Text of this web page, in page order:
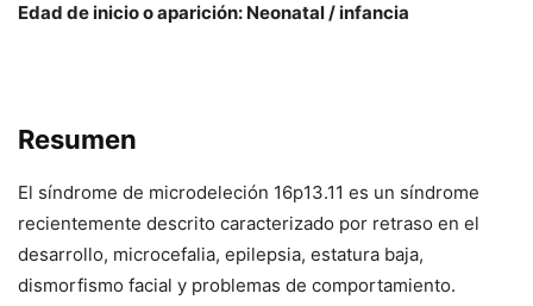
Edad de inicio o aparición: Neonatal / infancia
Resumen
El síndrome de microdeleción 16p13.11 es un síndrome
recientemente descrito caracterizado por retraso en el
desarrollo, microcefalia, epilepsia, estatura baja,
dismorfismo facial y problemas de comportamiento.